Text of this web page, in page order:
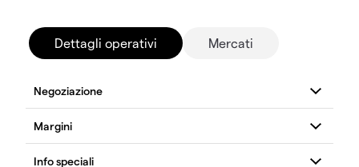
Dettagli operativi Mercati